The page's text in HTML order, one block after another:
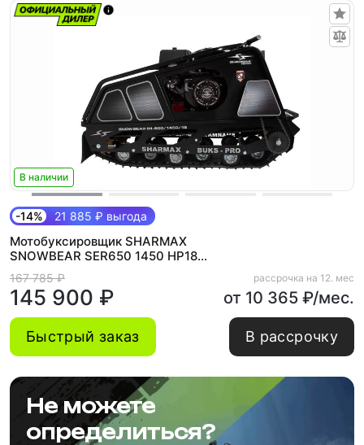
В наличии
-14% 21 885 ₽ выгода
Мотобуксировщик SHARMAX
SNOWBEAR SER650 1450 HP18
MAXIMUM New
167 785 ₽
145 900 ₽
рассрочка на 12. мес
от 10 365 ₽/мес.
Быстрый заказ В рассрочку
Не можете
определиться?